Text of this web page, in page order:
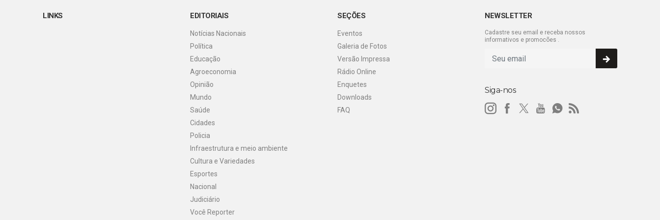
LINKS EDITORIAIS
Notícias Nacionais
Política
Educação
Agroeconomia
Opinião
Mundo
Saúde
Cidades
Policia
Infraestrutura e meio ambiente
Cultura e Variedades
Esportes
Nacional
Judiciário
Você Reporter
SEÇÕES
Eventos
Galeria de Fotos
Versão Impressa
Rádio Online
Enquetes
Downloads
FAQ
NEWSLETTER
Cadastre seu email e receba nossos
informativos e promocões .
Siga-nos